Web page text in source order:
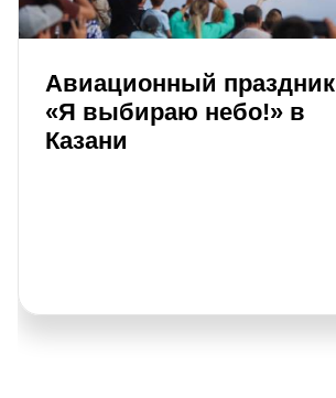
Авиационный праздник
«Я выбираю небо!» в
Казани